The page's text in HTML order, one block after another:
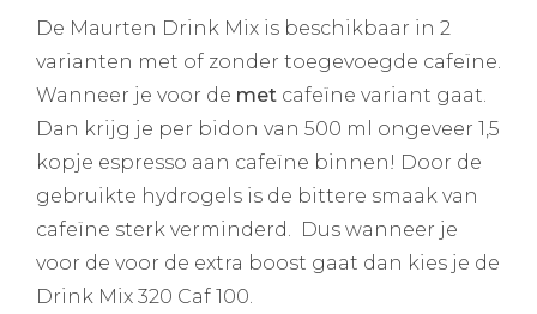
De Maurten Drink Mix is beschikbaar in 2
varianten met of zonder toegevoegde cafeïne.
Wanneer je voor de met cafeïne variant gaat.
Dan krijg je per bidon van 500 ml ongeveer 1,5
kopje espresso aan cafeïne binnen! Door de
gebruikte hydrogels is de bittere smaak van
cafeïne sterk verminderd. Dus wanneer je
voor de voor de extra boost gaat dan kies je de
Drink Mix 320 Caf 100.